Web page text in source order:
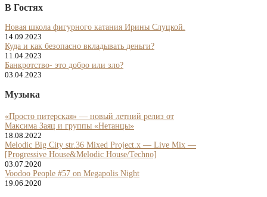
В Гостях
Новая школа фигурного катания Ирины Слуцкой.
14.09.2023
Куда и как безопасно вкладывать деньги?
11.04.2023
Банкротство- это добро или зло?
03.04.2023
Музыка
«Просто питерская» — новый летний релиз от
Максима Заяц и группы «Нетанцы»
18.08.2022
Melodic Big City str.36 Mixed Project.x — Live Mix —
[Progressive House&Melodic House/Techno]
03.07.2020
Voodoo People #57 on Megapolis Night
19.06.2020